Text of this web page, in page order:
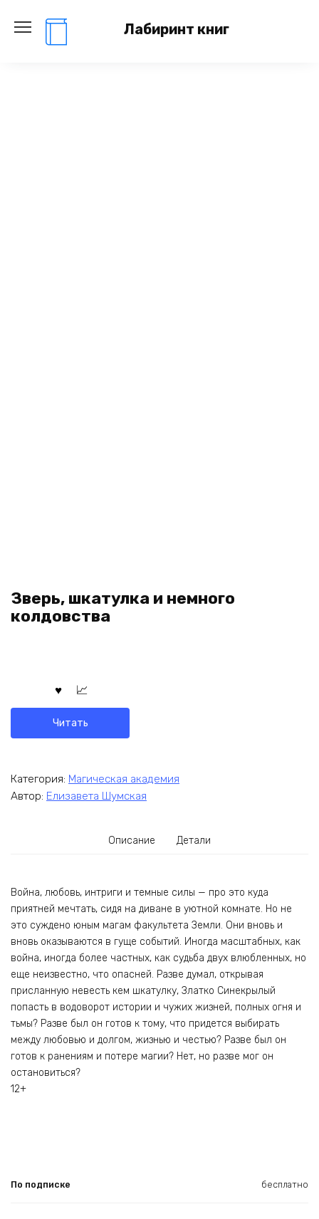
содержанию
Лабиринт книг
Зверь, шкатулка и немного
колдовства
Читать
Категория: Магическая академия
Автор: Елизавета Шумская
Описание Детали
Война, любовь, интриги и темные силы — про это куда
приятней мечтать, сидя на диване в уютной комнате. Но не
это суждено юным магам факультета Земли. Они вновь и
вновь оказываются в гуще событий. Иногда масштабных, как
война, иногда более частных, как судьба двух влюбленных, но
еще неизвестно, что опасней. Разве думал, открывая
присланную невесть кем шкатулку, Златко Синекрылый
попасть в водоворот истории и чужих жизней, полных огня и
тьмы? Разве был он готов к тому, что придется выбирать
между любовью и долгом, жизнью и честью? Разве был он
готов к ранениям и потере магии? Нет, но разве мог он
остановиться?
12+
По подписке бесплатно